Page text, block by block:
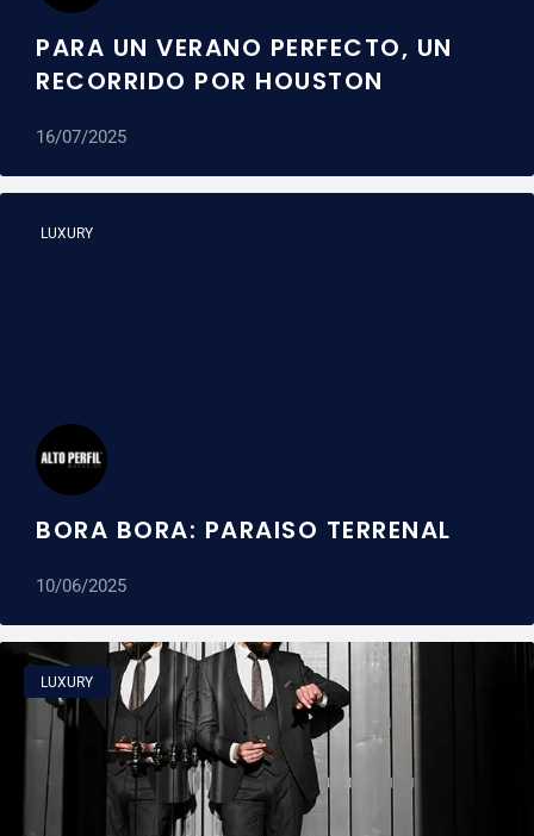
PARA UN VERANO PERFECTO, UN
RECORRIDO POR HOUSTON
16/07/2025
LUXURY
BORA BORA: PARAISO TERRENAL
10/06/2025
LUXURY